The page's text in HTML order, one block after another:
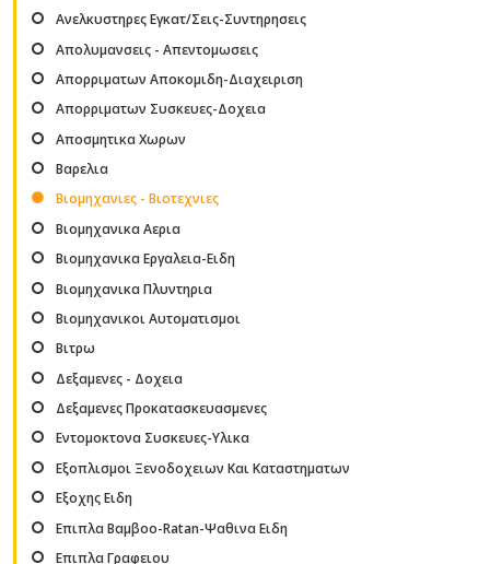
Ανελκυστηρες Εγκατ/Σεις-Συντηρησεις
Απολυμανσεις - Απεντομωσεις
Απορριματων Αποκομιδη-Διαχειριση
Απορριματων Συσκευες-Δοχεια
Αποσμητικα Χωρων
Βαρελια
Βιομηχανιες - Βιοτεχνιες
Βιομηχανικα Αερια
Βιομηχανικα Εργαλεια-Ειδη
Βιομηχανικα Πλυντηρια
Βιομηχανικοι Αυτοματισμοι
Βιτρω
Δεξαμενες - Δοχεια
Δεξαμενες Προκατασκευασμενες
Εντομοκτονα Συσκευες-Υλικα
Εξοπλισμοι Ξενοδοχειων Και Καταστηματων
Εξοχης Ειδη
Επιπλα Βαμβοο-Ratan-Ψαθινα Ειδη
Επιπλα Γραφειου